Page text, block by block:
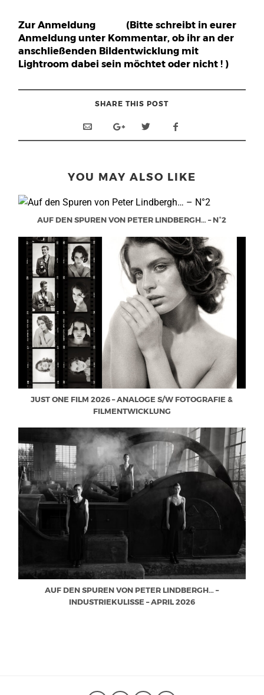
Zur Anmeldung (Bitte schreibt in eurer
Anmeldung unter Kommentar, ob ihr an der
anschließenden Bildentwicklung mit
Lightroom dabei sein möchtet oder nicht ! )
SHARE THIS POST
YOU MAY ALSO LIKE
AUF DEN SPUREN VON PETER LINDBERGH… – N°2
JUST ONE FILM 2026 – ANALOGE S/W FOTOGRAFIE &
FILMENTWICKLUNG
AUF DEN SPUREN VON PETER LINDBERGH… –
INDUSTRIEKULISSE – APRIL 2026